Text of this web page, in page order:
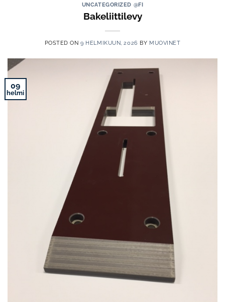
UNCATEGORIZED @FI
Bakeliittilevy
POSTED ON9 HELMIKUUN, 2026 BY MUOVINET
09
helmi